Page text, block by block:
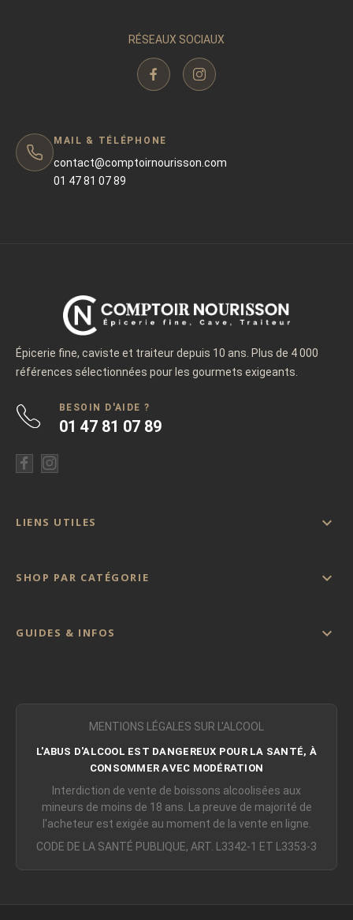
RÉSEAUX SOCIAUX
MAIL & TÉLÉPHONE
contact@comptoirnourisson.com
01 47 81 07 89
Épicerie fine, caviste et traiteur depuis 10 ans. Plus de 4 000
références sélectionnées pour les gourmets exigeants.
BESOIN D'AIDE ?
01 47 81 07 89
LIENS UTILES 
SHOP PAR CATÉGORIE 
GUIDES & INFOS 
MENTIONS LÉGALES SUR L'ALCOOL
L'ABUS D'ALCOOL EST DANGEREUX POUR LA SANTÉ, À
CONSOMMER AVEC MODÉRATION
Interdiction de vente de boissons alcoolisées aux
mineurs de moins de 18 ans. La preuve de majorité de
l'acheteur est exigée au moment de la vente en ligne.
CODE DE LA SANTÉ PUBLIQUE, ART. L3342-1 ET L3353-3